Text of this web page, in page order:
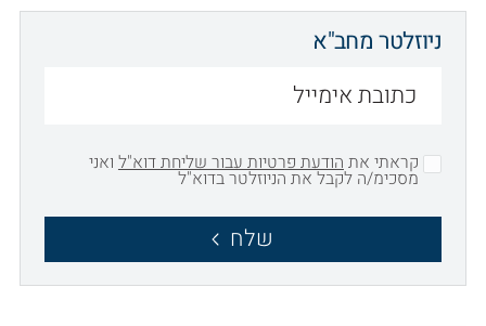
ניוזלטר מחב"א
קראתי אתהודעת פרטיות עבור שליחת דוא"ל ואני
מסכימ/ה לקבל את הניוזלטר בדוא"ל
שלח